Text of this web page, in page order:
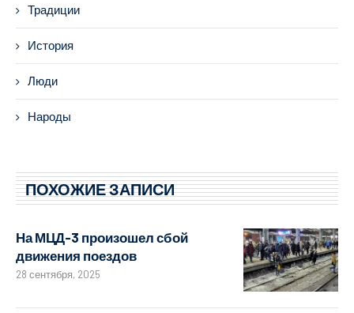
Традиции
История
Люди
Народы
ПОХОЖИЕ ЗАПИСИ
На МЦД-3 произошел сбой
движения поездов
28 сентября, 2025